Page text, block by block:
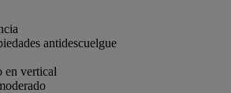
antidescuelgue
en vertical